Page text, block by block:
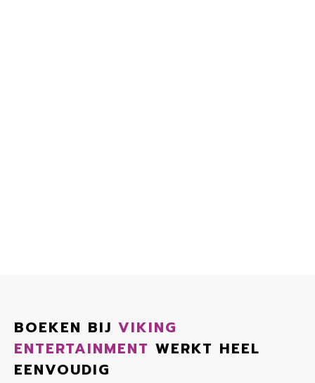
BOEKEN BIJ VIKING
ENTERTAINMENT WERKT HEEL
EENVOUDIG